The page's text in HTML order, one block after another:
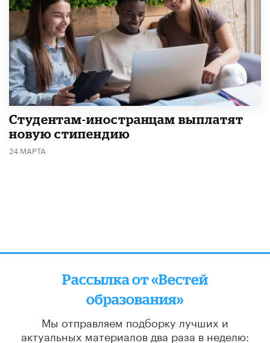
Студентам-иностранцам выплатят
новую стипендию
24 МАРТА
Рассылка от «Вестей
образования»
Мы отправляем подборку лучших и
актуальных материалов два раза в неделю: